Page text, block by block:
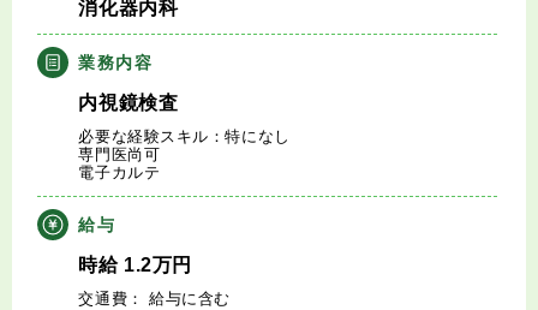
知りたい・聞きたい
転職成功事例
医師の転職マニュアル
データで見る医師の平均年収
医師に役立つ取材記事
消化器内科
業務内容
内視鏡検査
必要な経験スキル：特になし
専門医尚可
電子カルテ
給与
時給1.2万円
交通費： 給与に含む